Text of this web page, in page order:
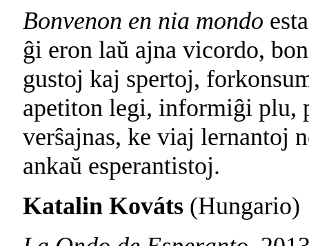
Bonvenon en nia mondo
ĝi eron laŭ ajna vicordo,
gustoj kaj spertoj,
apetiton legi, informiĝi plu,
verŝajnas, ke viaj lernantoj
ankaŭ esperantistoj.
Katalin Kováts (Hungario)